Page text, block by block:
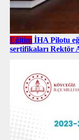
Eğitim İHA Pilotu
sertifikaları Rektör